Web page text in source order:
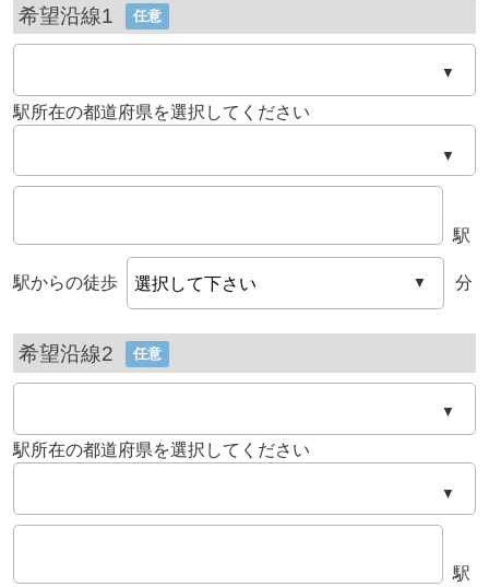
希望沿線1 任意
▼
▼
▼
駅所在の都道府県を選択してください
駅
駅からの徒歩 分
希望沿線2 任意
▼
▼
駅所在の都道府県を選択してください
駅